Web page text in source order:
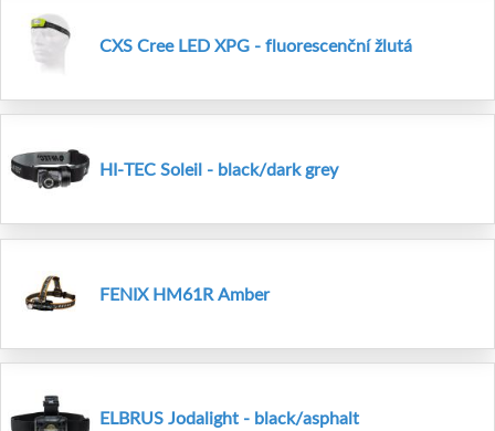
CXS Cree LED XPG - fluorescenční žlutá
HI-TEC Soleil - black/dark grey
FENIX HM61R Amber
ELBRUS Jodalight - black/asphalt